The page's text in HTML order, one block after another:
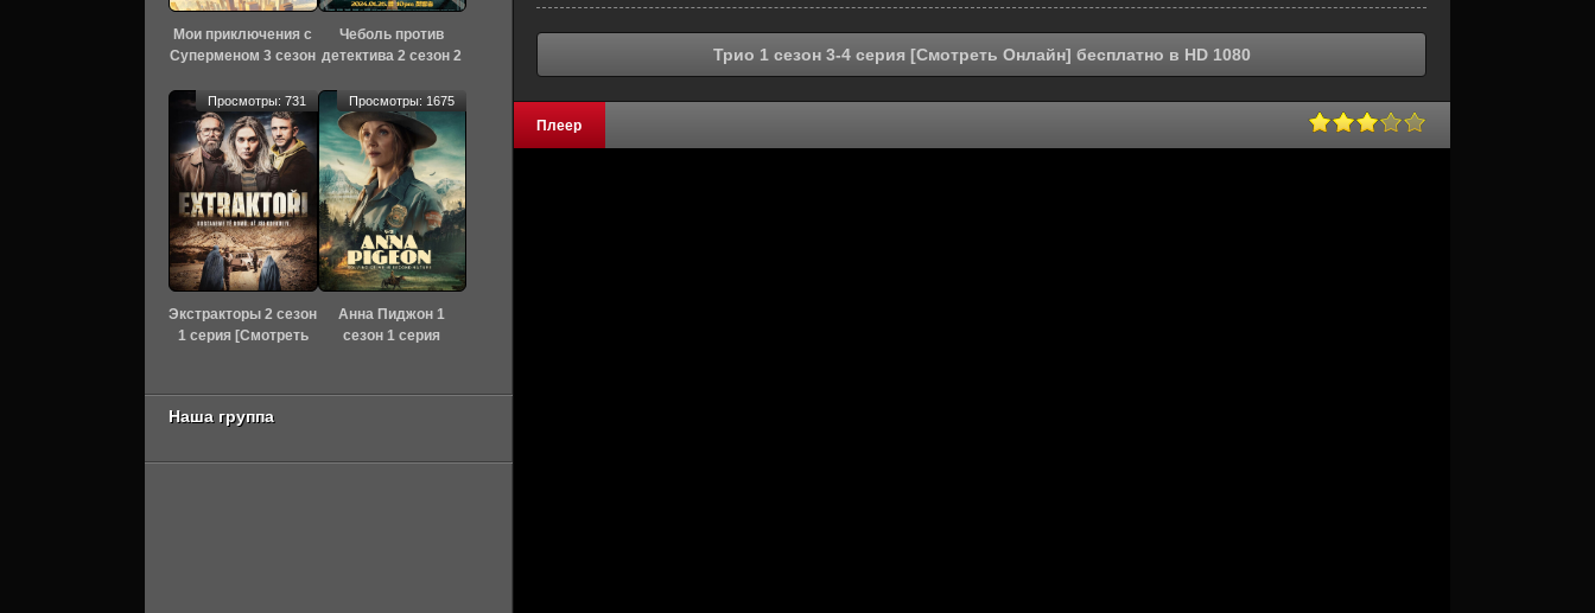
Трио 1 сезон 3-4 серия [Смотреть Онлайн] бесплатно в HD 1080
Плеер
Мои приключения с
Суперменом 3 сезон
Онлайн]
Чеболь против
детектива 2 сезон 2
Онлайн]
Экстракторы 2 сезон
1 серия [Смотреть
Просмотры: 731
Анна Пиджон 1
сезон 1 серия
Просмотры: 1675
Наша группа